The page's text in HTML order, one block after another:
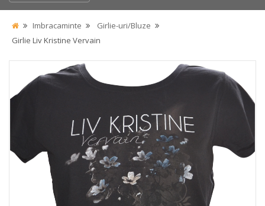
Imbracaminte
Girlie-uri/Bluze
Girlie Liv Kristine Vervain